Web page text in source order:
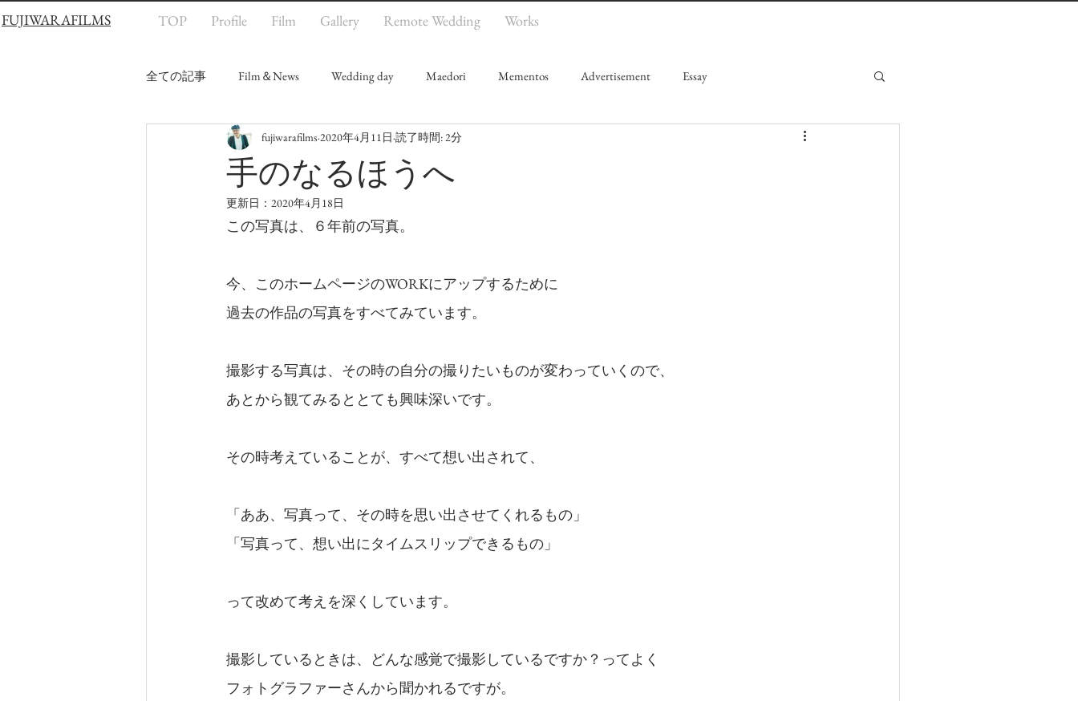
FUJIWARAFILMS TOP Profile Film Gallery Remote Wedding Works
全ての記事 Film＆News Wedding day Maedori Mementos Advertisement Essay
手のなるほうへ
fujiwarafilms 2020年4月11日 読了時間: 2分
更新日： 2020年4月18日
この写真は、６年前の写真。
今、このホームページのWORKにアップするために
過去の作品の写真をすべてみています。
撮影する写真は、その時の自分の撮りたいものが変わっていくので、
あとから観てみるととても興味深いです。
その時考えていることが、すべて想い出されて、
「ああ、写真って、その時を思い出させてくれるもの」
「写真って、想い出にタイムスリップできるもの」
って改めて考えを深くしています。
撮影しているときは、どんな感覚で撮影しているですか？ってよく
フォトグラファーさんから聞かれるですが。